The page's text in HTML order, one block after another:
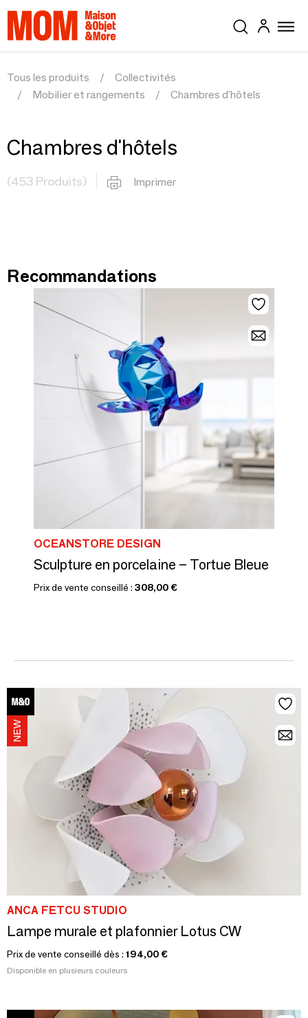
Tous les produits
Collectivités
Mobilier et rangements
Chambres d'hôtels
Chambres d'hôtels
(453 Produits) Imprimer
Recommandations
OCEANSTORE DESIGN
Sculpture en porcelaine – Tortue Bleue
Prix de vente conseillé : 308,00 €
ANCA FETCU STUDIO
Lampe murale et plafonnier Lotus CW
Prix de vente conseillé dès : 194,00 €
Disponible en plusieurs couleurs